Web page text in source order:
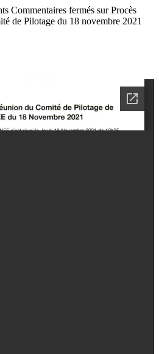
Commentaires fermés sur Procès
de Pilotage du 18 novembre 2021